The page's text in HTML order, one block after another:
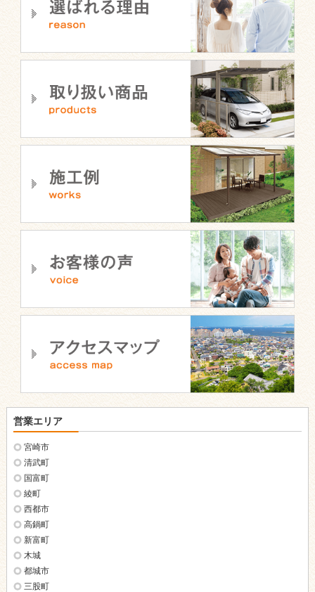
営業エリア
宮崎市
清武町
国富町
綾町
西都市
高鍋町
新富町
木城
都城市
三股町